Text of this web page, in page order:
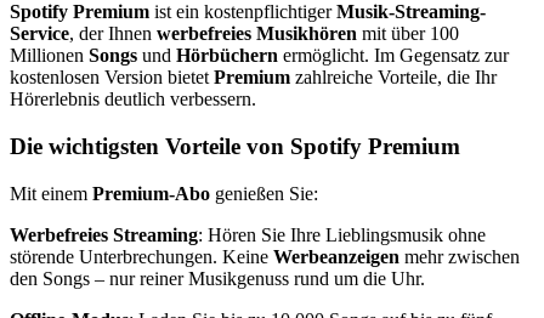
Spotify Premium ist ein kostenpflichtigerMusik-Streaming-
Service, der Ihnen werbefreies Musikhören mit über 100
Millionen Songs und Hörbüchern ermöglicht. Im Gegensatz zur
kostenlosen Version bietet Premium zahlreiche Vorteile, die Ihr
Hörerlebnis deutlich verbessern.
Die wichtigsten Vorteile von Spotify Premium
Mit einem Premium-Abo genießen Sie:
Werbefreies Streaming: Hören Sie Ihre Lieblingsmusik ohne
störende Unterbrechungen. Keine Werbeanzeigen mehr zwischen
den Songs – nur reiner Musikgenuss rund um die Uhr.